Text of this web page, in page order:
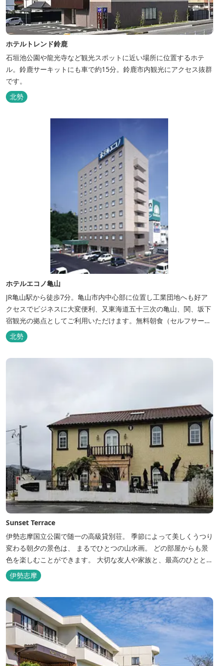
ホテルトレンド鈴鹿
石垣池公園や龍光寺など観光スポットに近い場所に位置するホテ
ル。鈴鹿サーキットにも車で約15分。鈴鹿市内観光にアクセス抜群
です。
北勢
ホテルエコノ亀山
JR亀山駅から徒歩7分。亀山市内中心部に位置し工業団地へも好ア
クセスでビジネスに大変便利、又東海道五十三次の亀山、関、坂下
宿観光の拠点としてご利用いただけます。無料朝食（セルフサービ
ス）、無料駐車場付で低価格な高機能ホテルです。
北勢
Sunset Terrace
伊勢志摩国立公園で随一の高級貸別荘。 季節によって美しくうつり
変わる朝夕の景色は、 まるでひとつの山水画。 どの部屋からも景
色を楽しむことができます。 大切な友人や家族と、最高のひととき
を。 1日1組限定とさせていただいております。 完全にプライベー
トでご利用いただけます。
伊勢志摩